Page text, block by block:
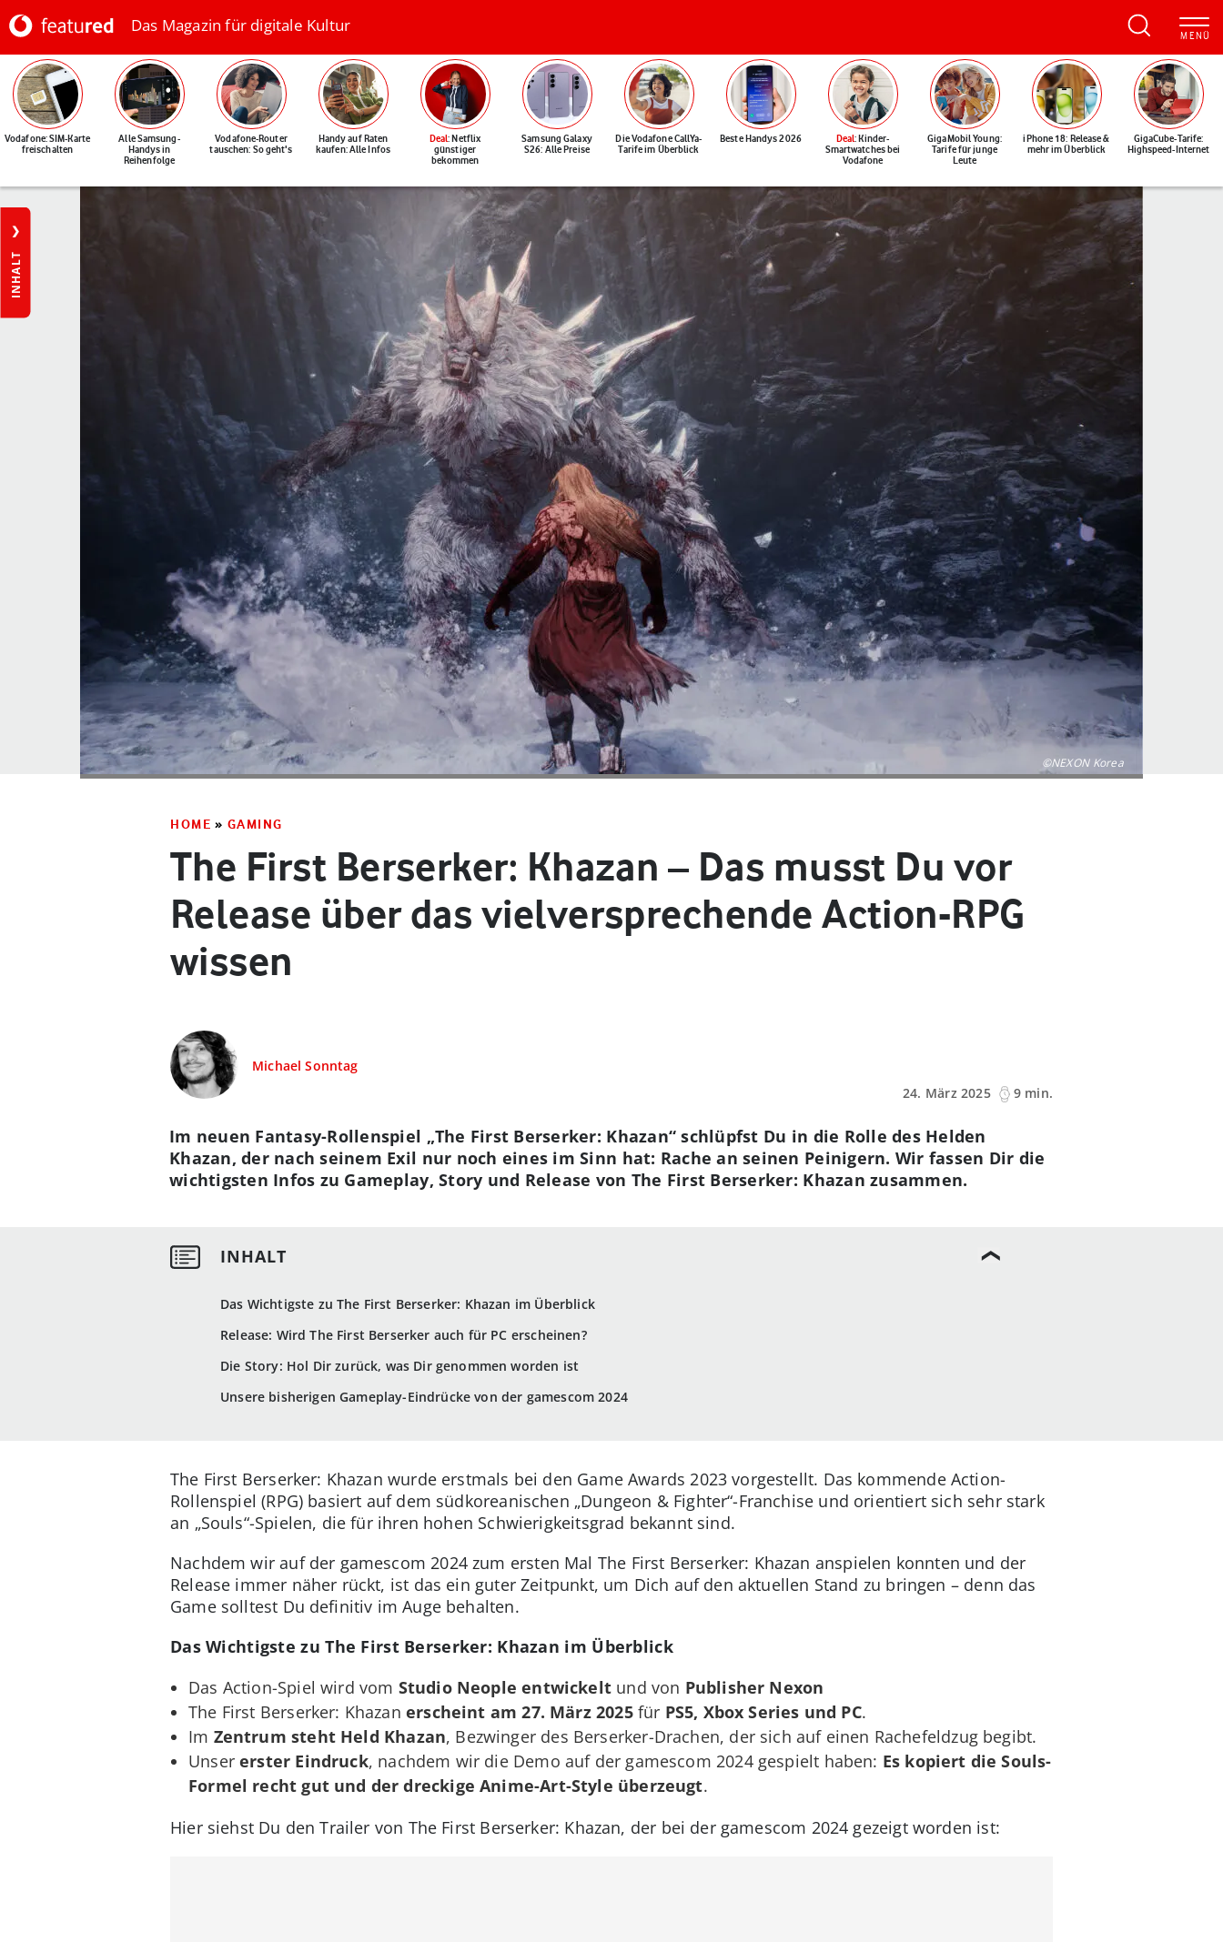
Das Magazin für digitale Kultur
Vodafone: SIM-Karte
freischalten
Alle Samsung-
Handys in
Reihenfolge
Vodafone-Router
tauschen: So geht's
Handy auf Raten
kaufen: Alle Infos
Deal: Netflix
günstiger
bekommen
Samsung Galaxy
S26: Alle Preise
Die Vodafone CallYa-
Tarife im Überblick
Beste Handys 2026 Deal: Kinder-
Smartwatches bei
Vodafone
GigaMobil Young:
Tarife für junge
Leute
iPhone 18: Release &
mehr im Überblick
GigaCube-Tarife:
Highspeed-Internet
INHALT
©NEXON Korea
HOME » GAMING
The First Berserker: Khazan – Das musst Du vor
Release über das vielversprechende Action-RPG
wissen
Michael Sonntag
24. März 2025
9 min.
Das Wichtigste zu The First Berserker: Khazan im Überblick
Release: Wird The First Berserker auch für PC erscheinen?
Die Story: Hol Dir zurück, was Dir genommen worden ist
Unsere bisherigen Gameplay-Eindrücke von der gamescom 2024
Im neuen Fantasy-Rollenspiel „The First Berserker: Khazan“ schlüpfst Du in die Rolle des Helden
Khazan, der nach seinem Exil nur noch eines im Sinn hat: Rache an seinen Peinigern. Wir fassen Dir die
wichtigsten Infos zu Gameplay, Story und Release von The First Berserker: Khazan zusammen.
The First Berserker: Khazan wurde erstmals bei den Game Awards 2023 vorgestellt. Das kommende Action-
Rollenspiel (RPG) basiert auf dem südkoreanischen „Dungeon & Fighter“-Franchise und orientiert sich sehr stark
an „Souls“-Spielen, die für ihren hohen Schwierigkeitsgrad bekannt sind.
Nachdem wir auf der gamescom 2024 zum ersten Mal The First Berserker: Khazan anspielen konnten und der
Release immer näher rückt, ist das ein guter Zeitpunkt, um Dich auf den aktuellen Stand zu bringen – denn das
Game solltest Du definitiv im Auge behalten.
Das Wichtigste zu The First Berserker: Khazan im Überblick
Das Action-Spiel wird vom Studio Neople entwickelt und von Publisher Nexon
The First Berserker: Khazanerscheint am 27. März 2025für PS5, Xbox Series und PC.
Im Zentrum steht Held Khazan, Bezwinger des Berserker-Drachen, der sich auf einen Rachefeldzug begibt.
Unsererster Eindruck, nachdem wir die Demo auf der gamescom 2024 gespielt haben: Es kopiert die Souls-
Formel recht gut und der dreckige Anime-Art-Style überzeugt.
Hier siehst Du den Trailer von The First Berserker: Khazan, der bei der gamescom 2024 gezeigt worden ist: